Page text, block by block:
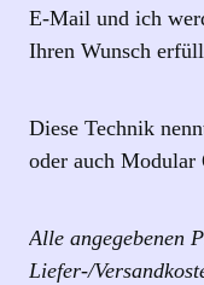
E-Mail und ich
Ihren Wunsch
Diese Technik
oder auch Modular
Alle angegebenen
Liefer-/